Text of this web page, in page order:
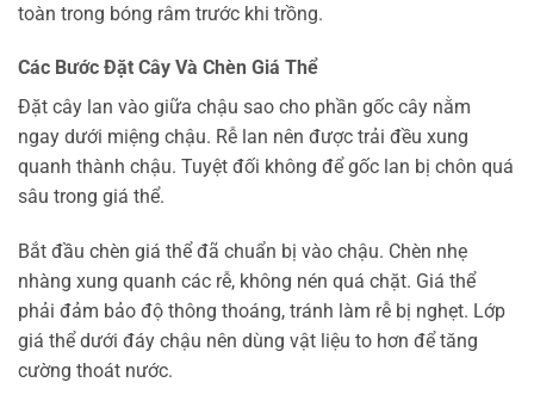
toàn trong bóng râm trước khi trồng.
Các Bước Đặt Cây Và Chèn Giá Thể
Đặt cây lan vào giữa chậu sao cho phần gốc cây nằm
ngay dưới miệng chậu. Rễ lan nên được trải đều xung
quanh thành chậu. Tuyệt đối không để gốc lan bị chôn quá
sâu trong giá thể.
Bắt đầu chèn giá thể đã chuẩn bị vào chậu. Chèn nhẹ
nhàng xung quanh các rễ, không nén quá chặt. Giá thể
phải đảm bảo độ thông thoáng, tránh làm rễ bị nghẹt. Lớp
giá thể dưới đáy chậu nên dùng vật liệu to hơn để tăng
cường thoát nước.